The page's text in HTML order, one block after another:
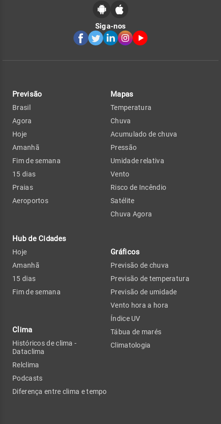
Siga-nos
Previsão
Brasil
Agora
Hoje
Amanhã
Fim de semana
15 dias
Praias
Aeroportos
Hub de Cidades
Hoje
Amanhã
15 dias
Fim de semana
Clima
Históricos de clima -
Dataclima
Relclima
Podcasts
Diferença entre clima e tempo
Mapas
Temperatura
Chuva
Acumulado de chuva
Pressão
Umidade relativa
Vento
Risco de Incêndio
Satélite
Chuva Agora
Gráficos
Previsão de chuva
Previsão de temperatura
Previsão de umidade
Vento hora a hora
Índice UV
Tábua de marés
Climatologia